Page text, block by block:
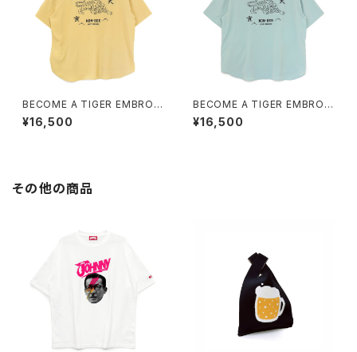
BECOME A TIGER EMBROI
DERED HALFSLEEVE SHIRT
S light-yellow
¥16,500
BECOME A TIGER EMBROI
DERED HALFSLEEVE SHIRT
S light-blue
¥16,500
その他の商品